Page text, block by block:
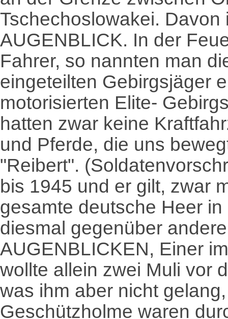
Tschechoslowakei.
AUGENBLICK. In der
Fahrer, so nannten man
eingeteilten Gebirgsjäger
motorisierten Elite-
hatten zwar keine
und Pferde, die uns
"Reibert".
bis 1945 und er gilt, zwar
gesamte deutsche Heer
diesmal gegenüber
AUGENBLICKEN, Einer
wollte allein zwei Muli vor
was ihm aber nicht
Geschützholme waren